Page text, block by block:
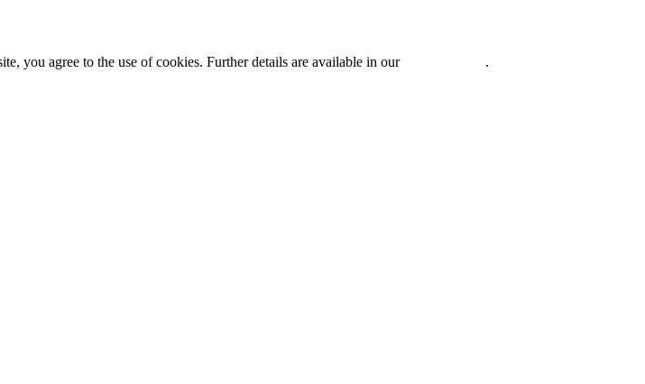
you agree to the use of cookies. Further details are available in our .